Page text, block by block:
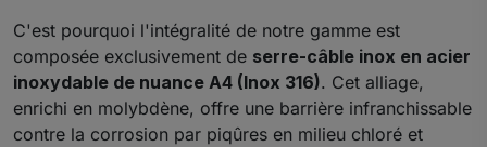
C'est pourquoi l'intégralité de notre gamme est
composée exclusivement de serre-câble inox en acier
inoxydable de nuance A4 (Inox 316). Cet alliage,
enrichi en molybdène, offre une barrière infranchissable
contre la corrosion par piqûres en milieu chloré et